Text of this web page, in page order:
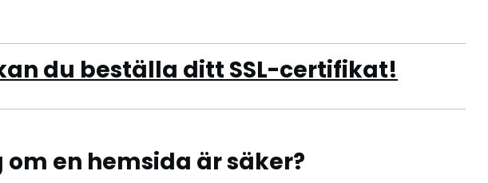
du beställa ditt SSL-certifikat!
om en hemsida är säker?